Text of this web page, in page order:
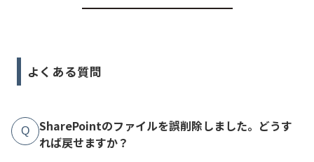
よくある質問
Q
SharePointのファイルを誤削除しました。どうす
れば戻せますか？